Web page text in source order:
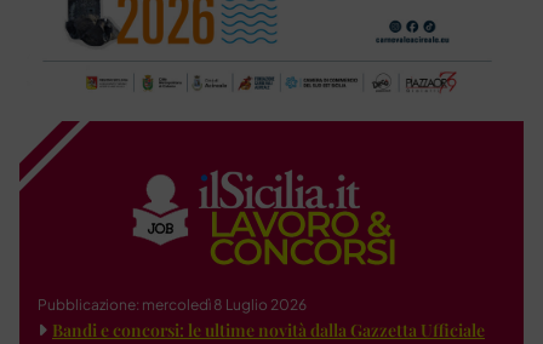
Pubblicazione: mercoledì 8 Luglio 2026
Bandi e concorsi: le ultime novità dalla Gazzetta Ufficiale